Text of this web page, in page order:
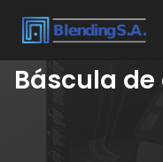
Báscula de